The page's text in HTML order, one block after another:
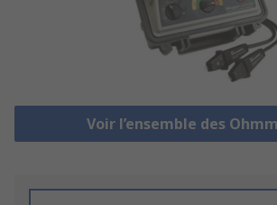
Voir l’ensemble des